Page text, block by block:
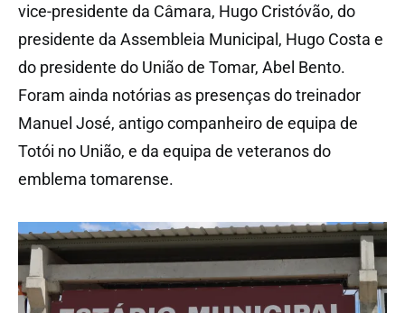
vice-presidente da Câmara, Hugo Cristóvão, do
presidente da Assembleia Municipal, Hugo Costa e
do presidente do União de Tomar, Abel Bento.
Foram ainda notórias as presenças do treinador
Manuel José, antigo companheiro de equipa de
Totói no União, e da equipa de veteranos do
emblema tomarense.